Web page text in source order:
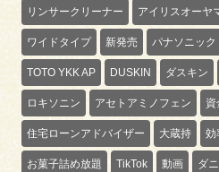
リンサークリーナー アイリスオーヤ
ワイドタイプ 新発売 パナソニック
TOTO YKK AP DUSKIN ダスキン
ロキソニン アセトアミノフェン 資
住宅ローンアドバイザー 大蔵持 効
お菓子詰め放題 TikTok 動画 ダニ